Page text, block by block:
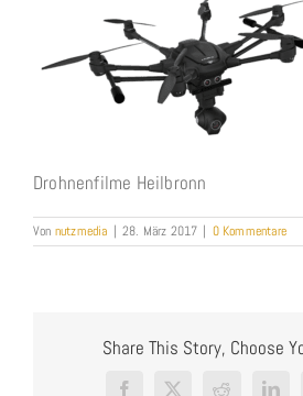
Drohnenfilme Heilbronn
Von nutzmedia | 28. März 2017 | 0 Kommentare
Share This Story, Choose